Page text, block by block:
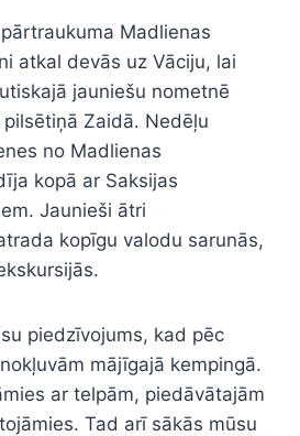
Madlienas
atkal devās uz Vāciju, lai
jauniešu nometnē
Zaidā. Nedēļu
no Madlienas
kopā ar Saksijas
Jaunieši ātri
kopīgu valodu sarunās,
piedzīvojums, kad pēc
mājīgajā kempingā.
ar telpām, piedāvātajām
Tad arī sākās mūsu